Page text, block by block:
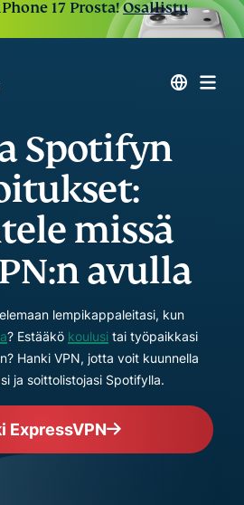
17 Prosta!Osallistu
Spotifyn
missä
avulla
lempikappaleitasi, kun
? Estääkö koulusitai työpaikkasi
Hanki VPN, jotta voit kuunnella
ja soittolistojasi Spotifylla.
ExpressVPN